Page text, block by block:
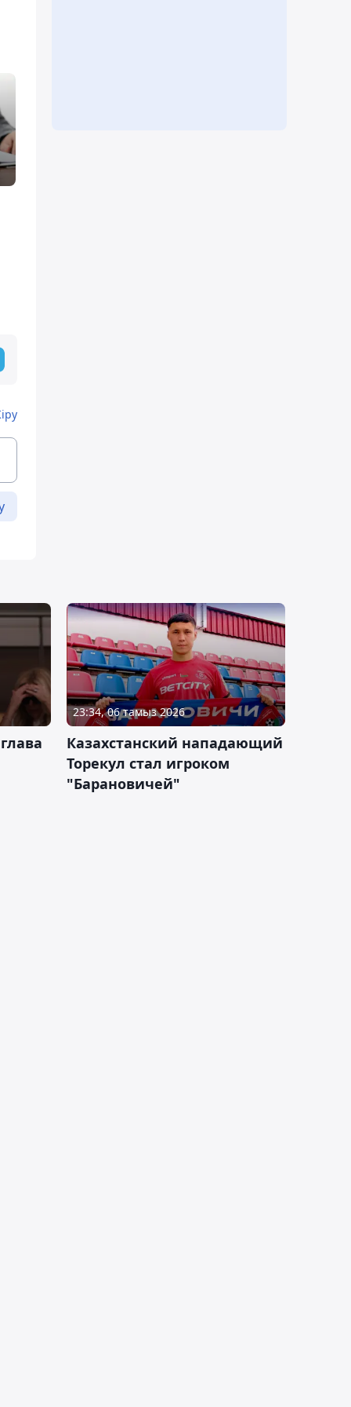
23:34, 06 тамыз 2026
Казахстанский нападающий
Торекул стал игроком
"Барановичей"